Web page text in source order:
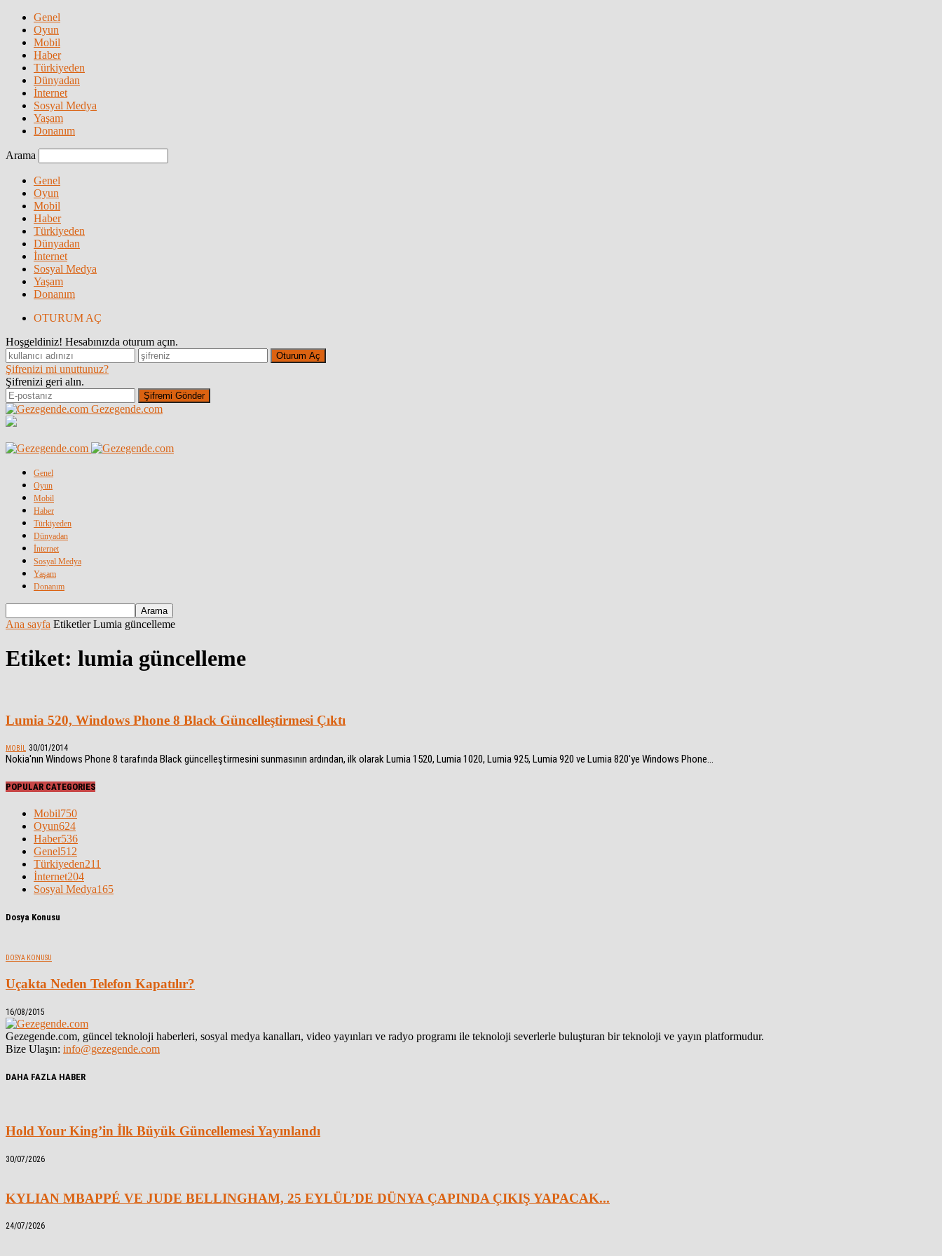
Genel
Oyun
Mobil
Haber
Türkiyeden
Dünyadan
İnternet
Sosyal Medya
Yaşam
Donanım
Arama
Genel
Oyun
Mobil
Haber
Türkiyeden
Dünyadan
İnternet
Sosyal Medya
Yaşam
Donanım
OTURUM AÇ
Hoşgeldiniz! Hesabınızda oturum açın.
Şifrenizi mi unuttunuz?
Şifrenizi geri alın.
Gezegende.com
Genel
Oyun
Mobil
Haber
Türkiyeden
Dünyadan
İnternet
Sosyal Medya
Yaşam
Donanım
Ana sayfa Etiketler Lumia güncelleme
Etiket: lumia güncelleme
Lumia 520, Windows Phone 8 Black Güncelleştirmesi Çıktı
MOBIL 30/01/2014
Nokia'nın Windows Phone 8 tarafında Black güncelleştirmesini sunmasının ardından, ilk olarak Lumia 1520, Lumia 1020, Lumia 925, Lumia 920 ve Lumia 820'ye Windows Phone...
POPULAR CATEGORIES
Mobil750
Oyun624
Haber536
Genel512
Türkiyeden211
İnternet204
Sosyal Medya165
Dosya Konusu
DOSYA KONUSU
Uçakta Neden Telefon Kapatılır?
16/08/2015
Gezegende.com, güncel teknoloji haberleri, sosyal medya kanalları, video yayınları ve radyo programı ile teknoloji severlerle buluşturan bir teknoloji ve yayın platformudur.
Bize Ulaşın: info@gezegende.com
DAHA FAZLA HABER
Hold Your King’in İlk Büyük Güncellemesi Yayınlandı
30/07/2026
KYLIAN MBAPPÉ VE JUDE BELLINGHAM, 25 EYLÜL’DE DÜNYA ÇAPINDA ÇIKIŞ YAPACAK...
24/07/2026